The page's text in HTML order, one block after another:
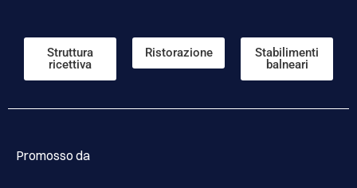
Struttura
ricettiva
Ristorazione
Stabilimenti
balneari
Promosso da